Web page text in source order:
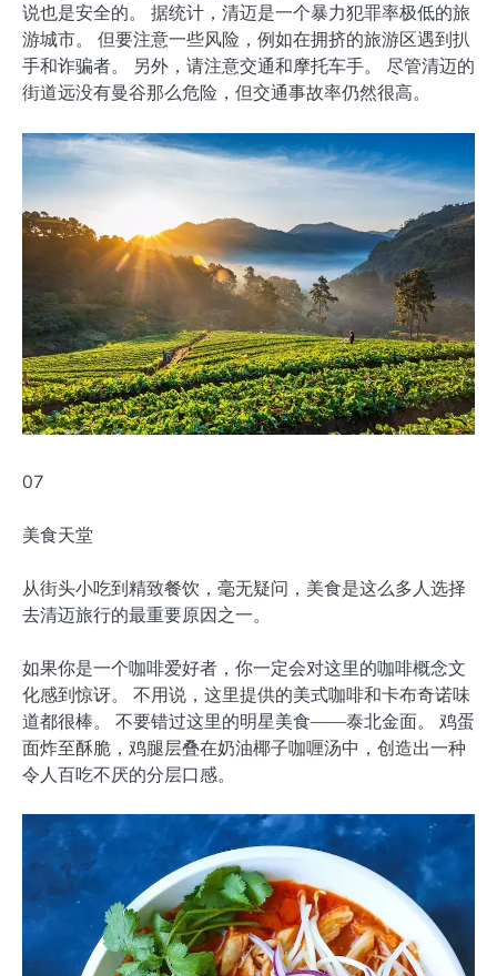
说也是安全的。 据统计，清迈是一个暴力犯罪率极低的旅
游城市。 但要注意一些风险，例如在拥挤的旅游区遇到扒
手和诈骗者。 另外，请注意交通和摩托车手。 尽管清迈的
街道远没有曼谷那么危险，但交通事故率仍然很高。
07
美食天堂
从街头小吃到精致餐饮，毫无疑问，美食是这么多人选择
去清迈旅行的最重要原因之一。
如果你是一个咖啡爱好者，你一定会对这里的咖啡概念文
化感到惊讶。 不用说，这里提供的美式咖啡和卡布奇诺味
道都很棒。 不要错过这里的明星美食——泰北金面。 鸡蛋
面炸至酥脆，鸡腿层叠在奶油椰子咖喱汤中，创造出一种
令人百吃不厌的分层口感。